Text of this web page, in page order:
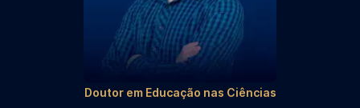
Doutor em Educação nas Ciências